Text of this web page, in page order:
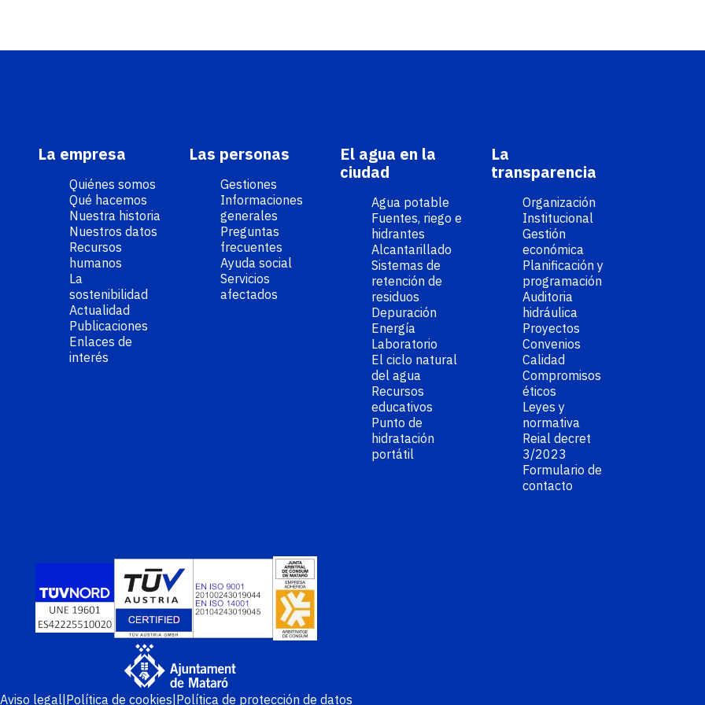
La empresa
Quiénes somos
Qué hacemos
Nuestra historia
Nuestros datos
Recursos
humanos
La
sostenibilidad
Actualidad
Publicaciones
Enlaces de
interés
Las personas
Gestiones
Informaciones
generales
Preguntas
frecuentes
Ayuda social
Servicios
afectados
El agua en la
ciudad
Agua potable
Fuentes, riego e
hidrantes
Alcantarillado
Sistemas de
retención de
residuos
Depuración
Energía
Laboratorio
El ciclo natural
del agua
Recursos
educativos
Punto de
hidratación
portátil
La
transparencia
Organización
Institucional
Gestión
económica
Planificación y
programación
Auditoria
hidráulica
Proyectos
Convenios
Calidad
Compromisos
éticos
Leyes y
normativa
Reial decret
3/2023
Formulario de
contacto
Aviso legal Política de cookies Política de protección de datos